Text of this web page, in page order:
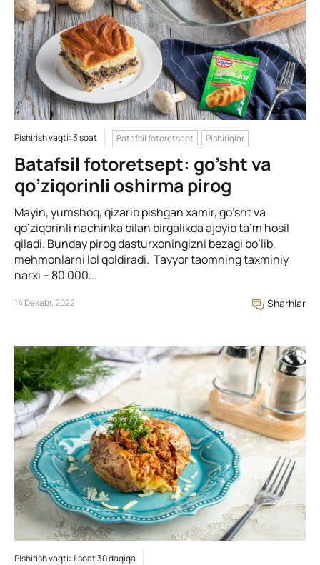
Pishirish vaqti: 3 soat Batafsil fotoretsept Pishiriqlar
Batafsil fotoretsept: go’sht va
qo’ziqorinli oshirma pirog
Mayin, yumshoq, qizarib pishgan xamir, go’sht va
qo’ziqorinli nachinka bilan birgalikda ajoyib ta’m hosil
qiladi. Bunday pirog dasturxoningizni bezagi bo’lib,
mehmonlarni lol qoldiradi. Tayyor taomning taxminiy
narxi – 80 000...
14 Dekabr, 2022 Sharhlar
Pishirish vaqti: 1 soat 30 daqiqa